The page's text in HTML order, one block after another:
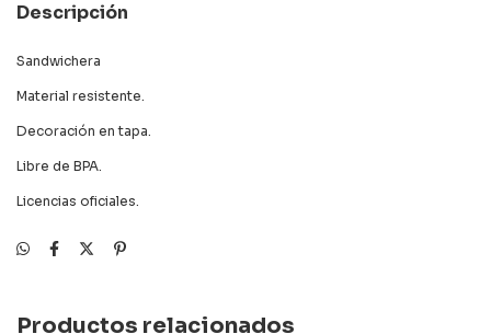
Descripción
Sandwichera
Material resistente.
Decoración en tapa.
Libre de BPA.
Licencias oficiales.
Productos relacionados